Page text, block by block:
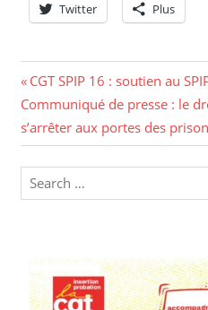
Twitter Plus
CGT SPIP 16 : soutien au
Communiqué de presse : le
s’arrêter aux portes des